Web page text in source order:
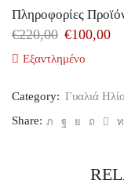
Πληροφορίες
€220,00 €100,00
Εξαντλημένο
Category: Γυαλιά
Share: